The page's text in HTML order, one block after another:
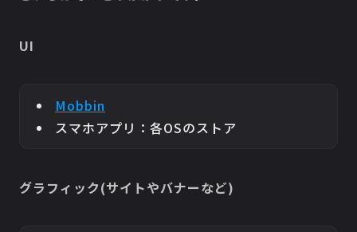
UI
Mobbin
スマホアプリ：各OSのストア
グラフィック(サイトやバナーなど)